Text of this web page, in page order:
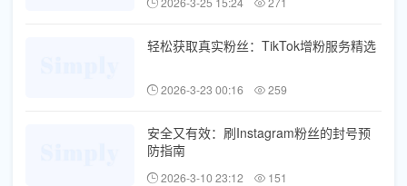
轻松获取真实粉丝：TikTok增粉服务精选
2026-3-23 00:16 259
安全又有效：刷Instagram粉丝的封号预
防指南
2026-3-10 23:12 151